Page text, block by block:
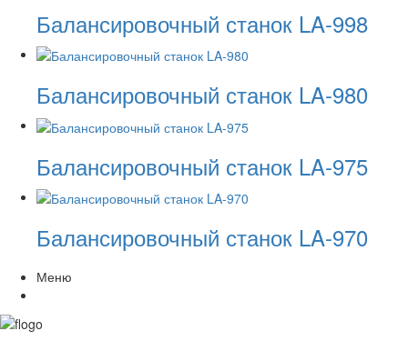
Балансировочный станок LA-998
Балансировочный станок LA-980
Балансировочный станок LA-975
Балансировочный станок LA-970
Меню